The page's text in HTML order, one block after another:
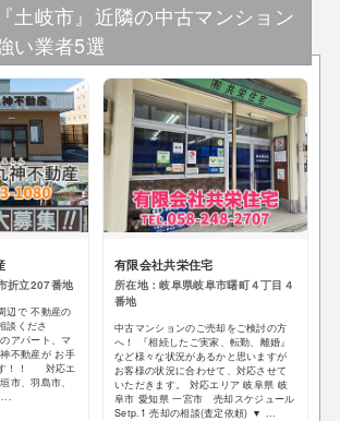
土岐市』近隣の中古マンション
い業者5選
折立207番地
辺で 不動産の
談くださ
アパート、マ
不動産が お手
す！！ 対応エ
市、羽島市、
有限会社共栄住宅
所在地：岐阜県岐阜市曙町４丁目４
番地
中古マンションのご売却をご検討の方
へ！ 『相続したご実家、転勤、離婚』
など様々な状況があるかと思いますが
お客様の状況に合わせて、対応させて
いただきます。 対応エリア 岐阜県 岐
阜市 愛知県 一宮市 売却スケジュール
Setp.1 売却の相談(査定依頼) ▼ ...